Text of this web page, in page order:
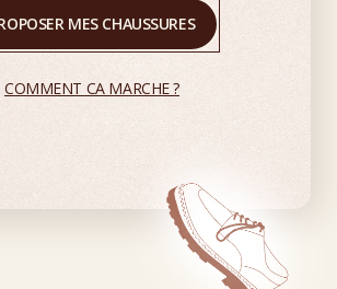
MES CHAUSSURES
COMMENT CA MARCHE ?